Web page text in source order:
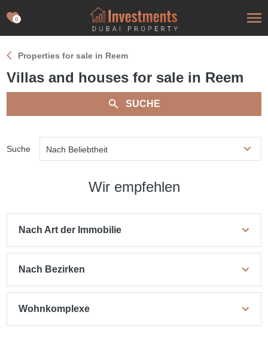
0
Properties for sale in Reem
Villas and houses for sale in Reem
SUCHE
Suche Nach Beliebtheit
Wir empfehlen
Nach Art der Immobilie
Nach Bezirken
Wohnkomplexe